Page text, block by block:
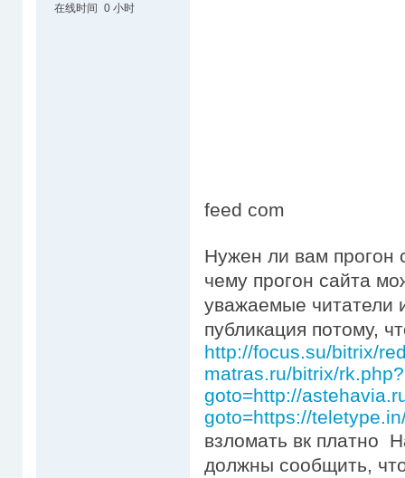
在线时间 0 小时
feed com
Нужен ли вам прогон
чему прогон сайта
уважаемые читатели
публикация потому,
http://focus.su/bitrix/
matras.ru/bitrix/rk.php?
goto=http://
goto=https://
взломать вк платно
должны сообщить,